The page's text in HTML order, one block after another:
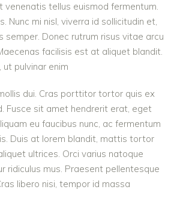
venenatis tellus euismod fermentum.
Nunc mi nisl, viverra id sollicitudin et,
Donec rutrum risus vitae arcu
facilisis est at aliquet blandit.
pulvinar enim
dui. Cras porttitor tortor quis ex
Fusce sit amet hendrerit erat, eget
eu faucibus nunc, ac fermentum
Duis at lorem blandit, mattis tortor
ultrices. Orci varius natoque
ridiculus mus. Praesent pellentesque
libero nisi, tempor id massa